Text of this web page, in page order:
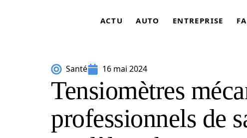
ACTU AUTO ENTREPRISE
Santé 16 mai 2024
Tensiomètres
professionnels de